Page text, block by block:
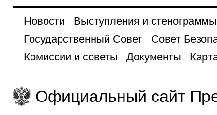
Новости
Выступления и стенограммы
Государственный Совет
Совет
Комиссии и советы
Документы
Официальный сайт